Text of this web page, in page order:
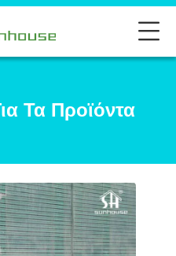
Τα Προϊόντα